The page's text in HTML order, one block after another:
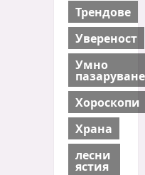
Трендове
Увереност
Умно
пазаруване
Хороскопи
Храна
лесни
ястия